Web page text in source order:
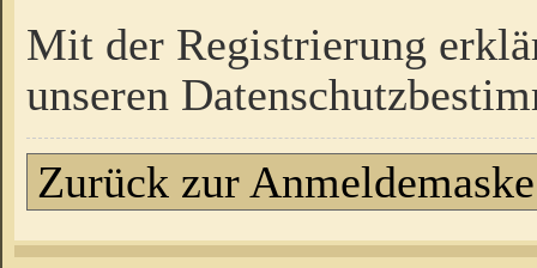
Mit der Registrierung
unseren
Zurück zur Anmeldemaske